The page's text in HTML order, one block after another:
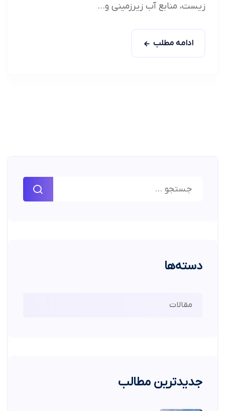
زیست، منابع آب زیرزمینی و...
ادامه مطلب
دسته‌ها
مقالات
جدیدترین مطالب